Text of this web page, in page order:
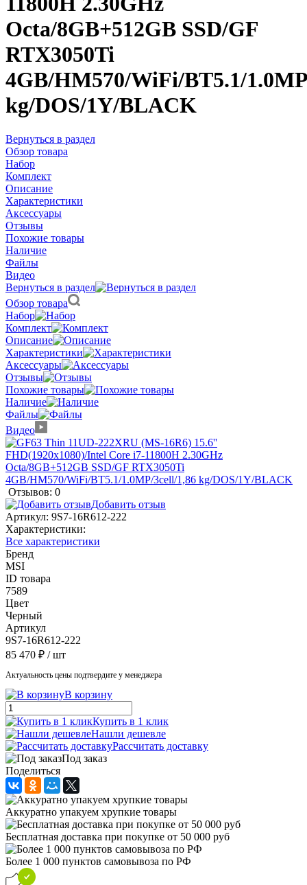
Octa/8GB+512GB SSD/GF
RTX3050Ti
4GB/HM570/WiFi/BT5.1/
kg/DOS/1Y/BLACK
Вернуться в раздел
Обзор товара
Набор
Комплект
Описание
Характеристики
Аксессуары
Отзывы
Похожие товары
Наличие
Файлы
Видео
Вернуться в раздел
Обзор товара
Набор
Комплект
Описание
Характеристики
Аксессуары
Отзывы
Похожие товары
Наличие
Файлы
Видео
Отзывов: 0
Добавить отзыв
Артикул: 9S7-16R612-222
Характеристики:
Все характеристики
Бренд
MSI
ID товара
7589
Цвет
Черный
Артикул
9S7-16R612-222
85 470 ₽ / шт
Актуальность цены подтвердите у менеджера
В корзину
Купить в 1 клик
Нашли дешевле
Рассчитать доставку
Под заказ
Поделиться
Аккуратно упакуем хрупкие товары
Бесплатная доставка при покупке от 50 000 руб
Более 1 000 пунктов самовывоза по РФ